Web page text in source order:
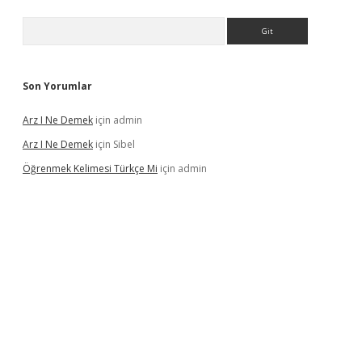
Son Yorumlar
Arz I Ne Demek için admin
Arz I Ne Demek için Sibel
Öğrenmek Kelimesi Türkçe Mi için admin